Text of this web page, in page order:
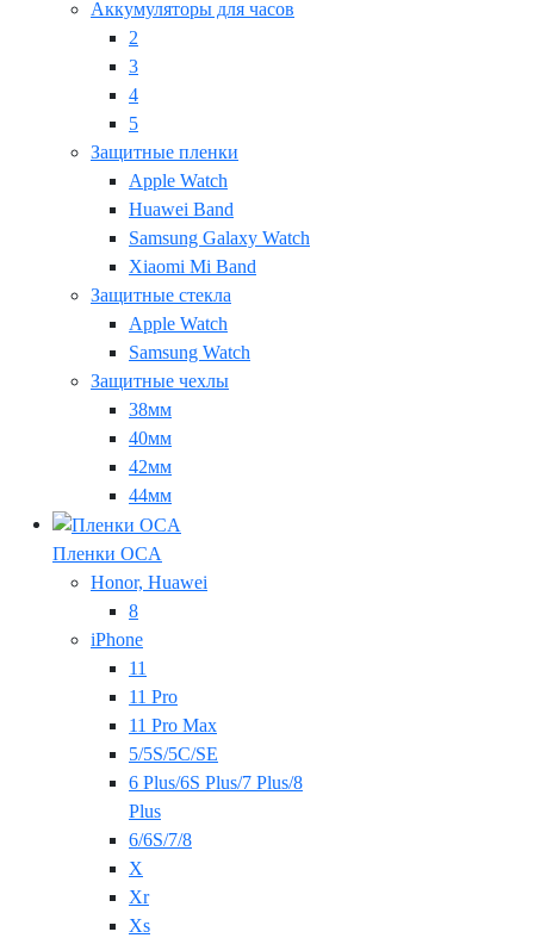
Аккумуляторы для часов
2
3
4
5
Защитные пленки
Apple Watch
Huawei Band
Samsung Galaxy Watch
Xiaomi Mi Band
Защитные стекла
Apple Watch
Samsung Watch
Защитные чехлы
38мм
40мм
42мм
44мм
Пленки OCA
Honor, Huawei
8
iPhone
11
11 Pro
11 Pro Max
5/5S/5C/SE
6 Plus/6S Plus/7 Plus/8
Plus
6/6S/7/8
X
Xr
Xs